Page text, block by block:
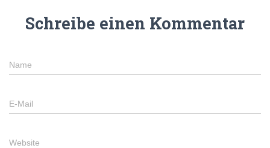
Schreibe einen Kommentar
Name
E-Mail
Website